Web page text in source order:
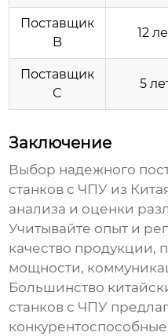
Поставщик
B
12
Поставщик
C
5
Заключение
Выбор надежного
станков с ЧПУ из
анализа и оценки
Учитывайте опыт и
качество продукции,
мощности,
Большинство
станков с ЧПУ